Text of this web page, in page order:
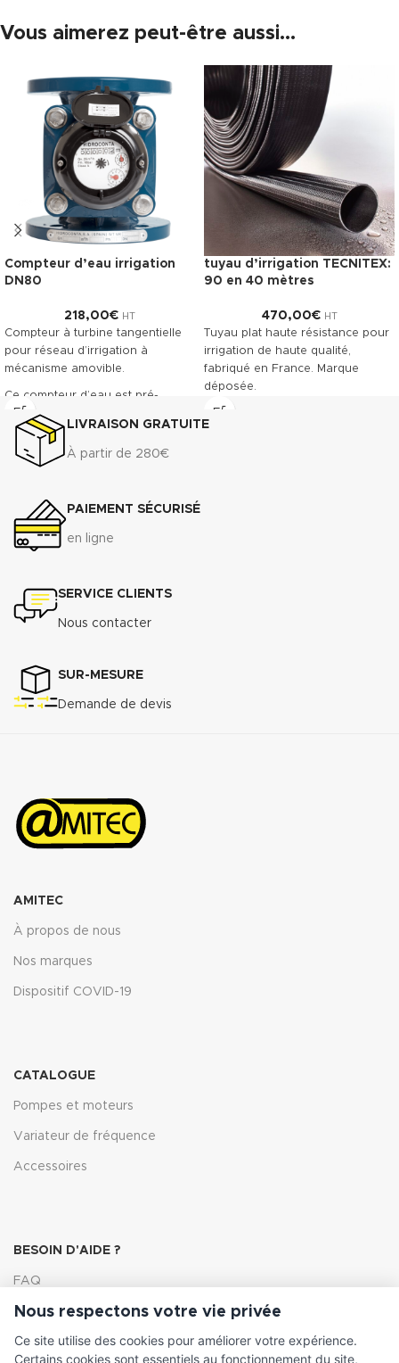
Vous aimerez peut-être aussi…
Compteur d’eau irrigation
DN80
218,00€ HT
Compteur à turbine tangentielle
pour réseau d’irrigation à
mécanisme amovible.
Ce compteur d’eau est pré-
équipé pour recevoir la pose
d’un émetteur à impulsions.
Classe métrologique A. Corps en
fonte revêtu, offrant une grande
Raccordement à brides du DN 50
au DN 300
tuyau d’irrigation TECNITEX:
90 en 40 mètres
470,00€ HT
Tuyau plat haute résistance pour
irrigation de haute qualité,
fabriqué en France. Marque
déposée.
Télécharger la fiche technique
(.pdf)
LIVRAISON GRATUITE
À partir de 280€
PAIEMENT SÉCURISÉ
en ligne
SERVICE CLIENTS
Nous contacter
SUR-MESURE
Demande de devis
AMITEC
À propos de nous
Nos marques
Dispositif COVID-19
CATALOGUE
Pompes et moteurs
Variateur de fréquence
Accessoires
BESOIN D'AIDE ?
FAQ
Lexique
Comment choisir ma pompe
Nous respectons votre vie privée
Ce site utilise des cookies pour améliorer votre expérience.
Certains cookies sont essentiels au fonctionnement du site,